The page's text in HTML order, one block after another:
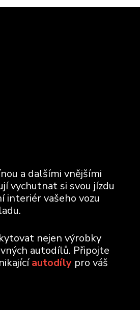
a dalšími vnějšími
vychutnat si svou jízdu
interiér vašeho vozu
nejen výrobky
autodílů. Připojte
autodíly pro váš